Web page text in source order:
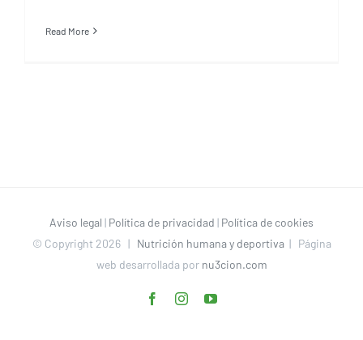
Read More
Aviso legal | Política de privacidad | Política de cookies
© Copyright 2026 | Nutrición humana y deportiva| Página
web desarrollada por nu3cion.com
FacebookInstagramYouTube